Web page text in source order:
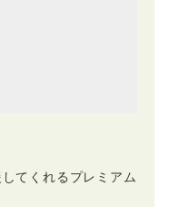
てくれるプレミアム